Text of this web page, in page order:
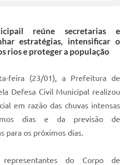
reúne secretarias e
estratégias, intensificar o
rios e proteger a população
feira (23/01), a Prefeitura de
Defesa Civil Municipal realizou
em razão das chuvas intensas
dias e da previsão de
para os próximos dias.
do Corpo de